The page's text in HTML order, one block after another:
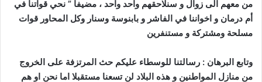
من معهم الى زوال و سنلاحقهم واحد واحد ، مضيفا ” نحي قواتنا في
أم درمان و اخواننا في الفاشر و بابنوسة وسنار وكل المحاور قوات
مسلحة ومشتركة و مستنفرين
وتابع البرهان : رسالتنا للوسطاء عليكم حث المرتزفة على الخروج
من منازل المواطنين و هذه البلاد لن تسعنا مستقبلا اما نحن او هم